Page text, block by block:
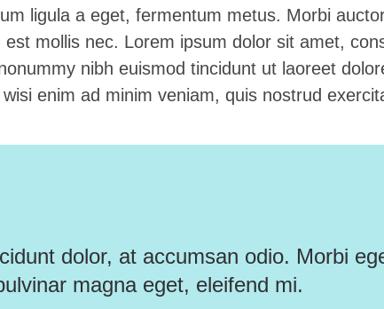
ligula a eget, fermentum metus. Morbi
mollis nec. Lorem ipsum dolor sit amet,
nibh euismod tincidunt ut laoreet
enim ad minim veniam, quis nostrud
dolor, at accumsan odio. Morbi
magna eget, eleifend mi.